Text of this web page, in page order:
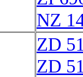
NZ
ZD
ZD